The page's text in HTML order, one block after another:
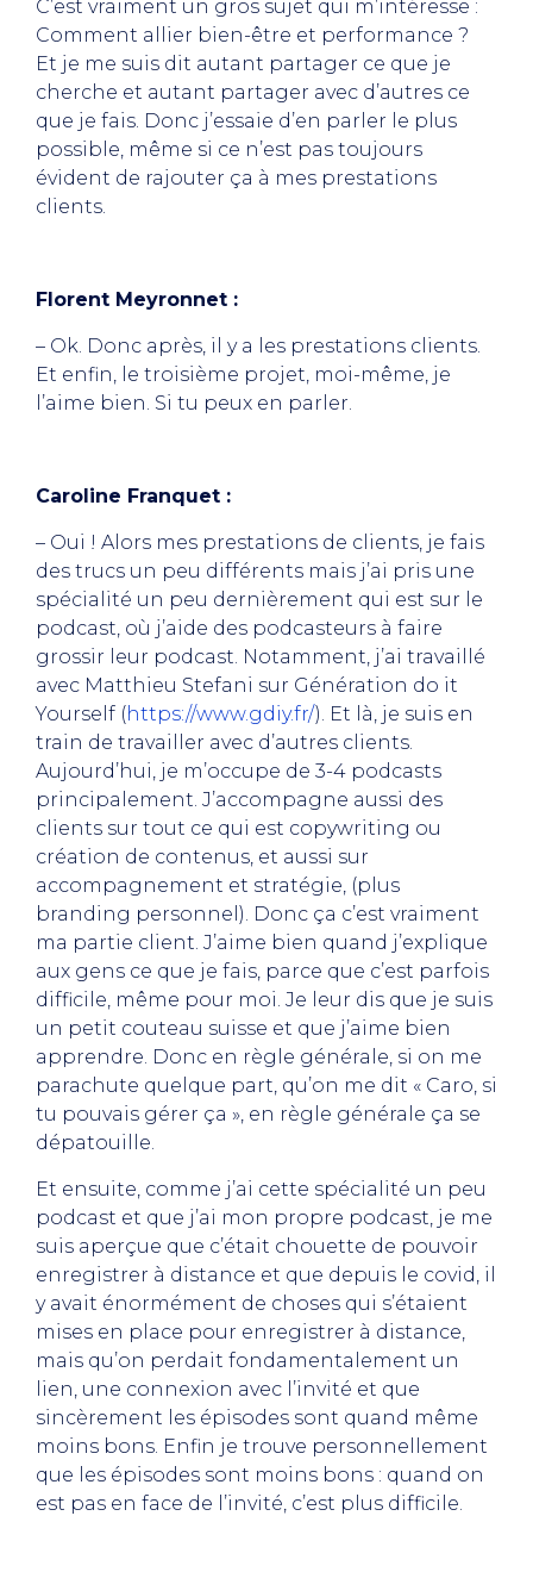
C’est vraiment un gros sujet qui m’intéresse :
Comment allier bien-être et performance ?
Et je me suis dit autant partager ce que je
cherche et autant partager avec d’autres ce
que je fais. Donc j’essaie d’en parler le plus
possible, même si ce n’est pas toujours
évident de rajouter ça à mes prestations
clients.
Florent Meyronnet :
– Ok. Donc après, il y a les prestations clients.
Et enfin, le troisième projet, moi-même, je
l’aime bien. Si tu peux en parler.
Caroline Franquet :
– Oui ! Alors mes prestations de clients, je fais
des trucs un peu différents mais j’ai pris une
spécialité un peu dernièrement qui est sur le
podcast, où j’aide des podcasteurs à faire
grossir leur podcast. Notamment, j’ai travaillé
avec Matthieu Stefani sur Génération do it
Yourself (https://www.gdiy.fr/). Et là, je suis en
train de travailler avec d’autres clients.
Aujourd’hui, je m’occupe de 3-4 podcasts
principalement. J’accompagne aussi des
clients sur tout ce qui est copywriting ou
création de contenus, et aussi sur
accompagnement et stratégie, (plus
branding personnel). Donc ça c’est vraiment
ma partie client. J’aime bien quand j’explique
aux gens ce que je fais, parce que c’est parfois
difficile, même pour moi. Je leur dis que je suis
un petit couteau suisse et que j’aime bien
apprendre. Donc en règle générale, si on me
parachute quelque part, qu’on me dit « Caro, si
tu pouvais gérer ça », en règle générale ça se
dépatouille.
Et ensuite, comme j’ai cette spécialité un peu
podcast et que j’ai mon propre podcast, je me
suis aperçue que c’était chouette de pouvoir
enregistrer à distance et que depuis le covid, il
y avait énormément de choses qui s’étaient
mises en place pour enregistrer à distance,
mais qu’on perdait fondamentalement un
lien, une connexion avec l’invité et que
sincèrement les épisodes sont quand même
moins bons. Enfin je trouve personnellement
que les épisodes sont moins bons : quand on
est pas en face de l’invité, c’est plus difficile.